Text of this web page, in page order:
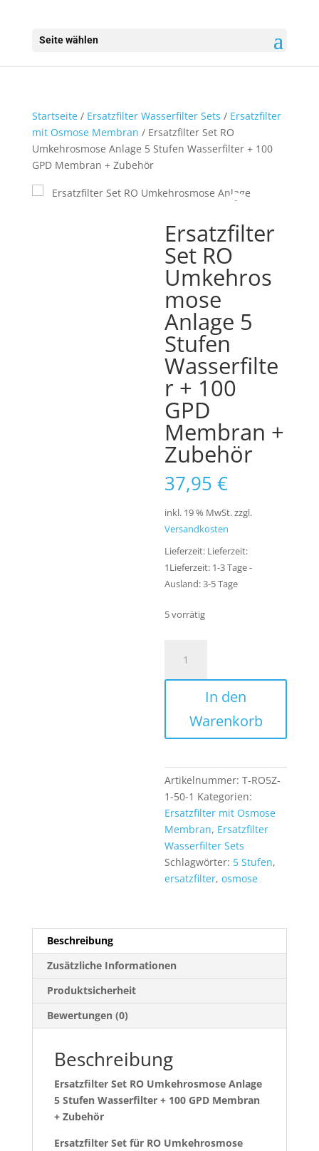
Seite wählen
Startseite/ Ersatzfilter Wasserfilter Sets / Ersatzfilter
mit Osmose Membran / Ersatzfilter Set RO
Umkehrosmose Anlage 5 Stufen Wasserfilter + 100
GPD Membran + Zubehör
Ersatzfilter
Set RO
Umkehros
mose
Anlage 5
Stufen
Wasserfilte
r + 100
GPD
Membran +
Zubehör
37,95€
inkl. 19 % MwSt.zzgl.
Versandkosten
Lieferzeit: Lieferzeit:
1Lieferzeit: 1-3 Tage -
Ausland: 3-5 Tage
5 vorrätig
RO
Umkehrosmose
Anlage
+
100
GPD
Membran
+
Zubehör
Menge
In den
Warenkorb
Artikelnummer:T-RO5Z-
1-50-1 Kategorien:
Ersatzfilter mit Osmose
Membran, Ersatzfilter
Wasserfilter Sets
Schlagwörter: 5 Stufen,
ersatzfilter,osmose
Beschreibung
Zusätzliche Informationen
Produktsicherheit
Bewertungen (0)
Beschreibung
Ersatzfilter Set RO Umkehrosmose Anlage
5 Stufen Wasserfilter + 100 GPD Membran
+ Zubehör
Ersatzfilter Set für RO Umkehrosmose